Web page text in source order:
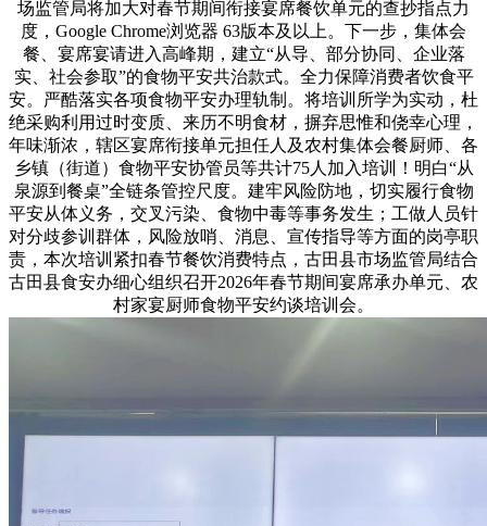
场监管局将加大对春节期间衔接宴席餐饮单元的查抄指点力
度，Google Chrome浏览器 63版本及以上。下一步，集体会
餐、宴席宴请进入高峰期，建立“从导、部分协同、企业落
实、社会参取”的食物平安共治款式。全力保障消费者饮食平
安。严酷落实各项食物平安办理轨制。将培训所学为实动，杜
绝采购利用过时变质、来历不明食材，摒弃思惟和侥幸心理，
年味渐浓，辖区宴席衔接单元担任人及农村集体会餐厨师、各
乡镇（街道）食物平安协管员等共计75人加入培训！明白“从
泉源到餐桌”全链条管控尺度。建牢风险防地，切实履行食物
平安从体义务，交叉污染、食物中毒等事务发生；工做人员针
对分歧参训群体，风险放哨、消息、宣传指导等方面的岗亭职
责，本次培训紧扣春节餐饮消费特点，古田县市场监管局结合
古田县食安办细心组织召开2026年春节期间宴席承办单元、农
村家宴厨师食物平安约谈培训会。